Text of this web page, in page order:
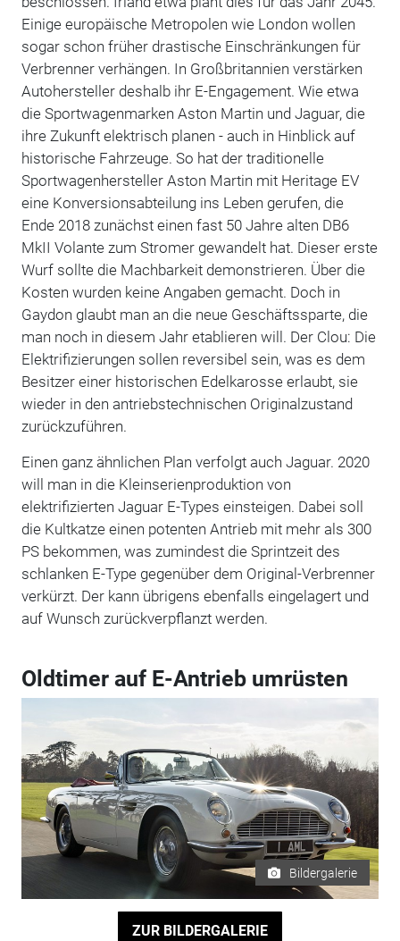
Einige europäische Metropolen wie London wollen
sogar schon früher drastische Einschränkungen für
Verbrenner verhängen. In Großbritannien verstärken
Autohersteller deshalb ihr E-Engagement. Wie etwa
die Sportwagenmarken Aston Martin und Jaguar, die
ihre Zukunft elektrisch planen - auch in Hinblick auf
historische Fahrzeuge. So hat der traditionelle
Sportwagenhersteller Aston Martin mit Heritage EV
eine Konversionsabteilung ins Leben gerufen, die
Ende 2018 zunächst einen fast 50 Jahre alten DB6
MkII Volante zum Stromer gewandelt hat. Dieser erste
Wurf sollte die Machbarkeit demonstrieren. Über die
Kosten wurden keine Angaben gemacht. Doch in
Gaydon glaubt man an die neue Geschäftssparte, die
man noch in diesem Jahr etablieren will. Der Clou: Die
Elektrifizierungen sollen reversibel sein, was es dem
Besitzer einer historischen Edelkarosse erlaubt, sie
wieder in den antriebstechnischen Originalzustand
zurückzuführen.
Einen ganz ähnlichen Plan verfolgt auch Jaguar. 2020
will man in die Kleinserienproduktion von
elektrifizierten Jaguar E-Types einsteigen. Dabei soll
die Kultkatze einen potenten Antrieb mit mehr als 300
PS bekommen, was zumindest die Sprintzeit des
schlanken E-Type gegenüber dem Original-Verbrenner
verkürzt. Der kann übrigens ebenfalls eingelagert und
auf Wunsch zurückverpflanzt werden.
Oldtimer auf E-Antrieb umrüsten
Bildergalerie
ZUR BILDERGALERIE